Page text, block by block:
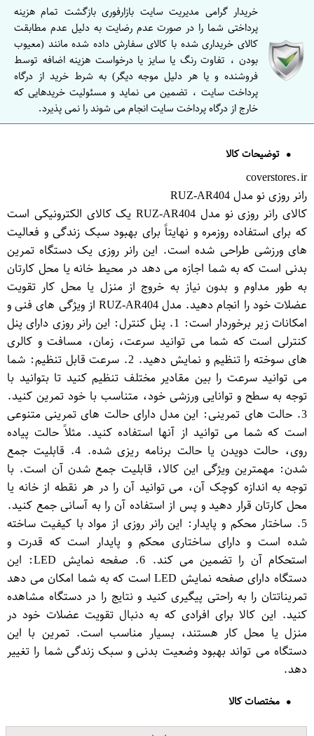
خریدار گرامی مدیریت سایت بازارفوری بازگشت تمام هزینه
پرداختی شما را در صورت عدم رضایت به دلیل عدم مطابقت
کالای خریداری شده با کالای سفارش داده شده مانند (معیوب
بودن ، تفاوت رنگ یا سایز یا درخواست هزینه اضافه توسط
فروشنده و یا هر دلیل موجه دیگر) به شرط خرید از درگاه
پرداخت سایت ، تضمین می نماید و مسئولیت خریدهایی که
خارج از درگاه پرداخت سایت انجام می شوند را نمی پذیرد.
توضیحات کالا
coverstores.ir
رانر روزی نو مدل RUZ-AR404
کالای رانر روزی نو مدل RUZ-AR404 یک کالای الکترونیکی است
که برای استفاده روزمره و نهایتاً برای بهبود سبک زندگی و فعالیت
های ورزشی طراحی شده است. این رانر روزی یک دستگاه تمرین
بدنی است که به شما اجازه می دهد در محیط خانه یا محل کارتان
به طور مداوم و بدون نیاز به خروج از منزل یا محل کار تقویت
عضلات خود را انجام دهید. مدل RUZ-AR404 از ویژگی های فنی و
امکانات زیر برخوردار است: 1. پنل کنترل: این رانر روزی دارای پنل
کنترلی است که شما می توانید سرعت، زمان، مسافت و کالری
های سوخته را تنظیم و نمایش دهید. 2. سرعت قابل تنظیم: شما
می توانید سرعت را بین مقادیر مختلف تنظیم کنید تا بتوانید با
توجه به سطح و توانایی ورزشی خود، متناسب با خود تمرین کنید.
3. حالت های تمرینی: این مدل دارای حالت های تمرینی متنوعی
است که شما می توانید از آنها استفاده کنید. مثلاً حالت پیاده
روی، حالت دویدن یا حالت برنامه ریزی شده. 4. قابلیت جمع
شدن: مهمترین ویژگی این کالا، قابلیت جمع شدن آن است. با
توجه به اندازه کوچک آن، می توانید آن را در هر نقطه از خانه یا
محل کارتان قرار دهید و پس از استفاده آن را به آسانی جمع کنید.
5. ساختار محکم و پایدار: این رانر روزی از مواد با کیفیت ساخته
شده است و دارای ساختاری محکم و پایدار است که قدرت و
استحکام آن را تضمین می کند. 6. صفحه نمایش LED: این
دستگاه دارای صفحه نمایش LED است که به شما امکان می دهد
تمریناتتان را به راحتی پیگیری کنید و نتایج را در دستگاه مشاهده
کنید. این کالا برای افرادی که به دنبال تقویت عضلات خود در
منزل یا محل کار هستند، بسیار مناسب است. تمرین با این
دستگاه می تواند بهبود وضعیت بدنی و سبک زندگی شما را تغییر
دهد.
مختصات کالا